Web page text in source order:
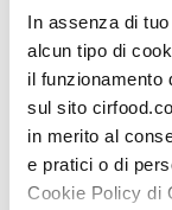
In assenza di
alcun tipo di
il funzionamento
sul sito
in merito al
e pratici o di
Cookie Policy di
essere fonte
passioni
questo ci
aumentare la
senza cultura